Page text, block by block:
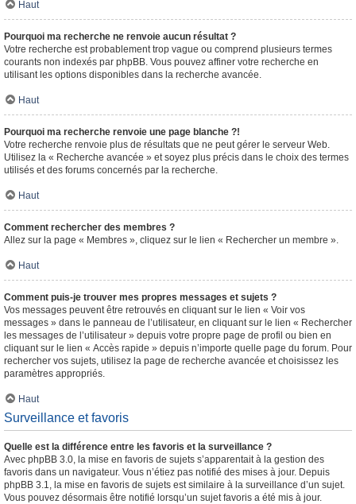
Haut
Pourquoi ma recherche ne renvoie aucun résultat ?
Votre recherche est probablement trop vague ou comprend plusieurs termes
courants non indexés par phpBB. Vous pouvez affiner votre recherche en
utilisant les options disponibles dans la recherche avancée.
Haut
Pourquoi ma recherche renvoie une page blanche ?!
Votre recherche renvoie plus de résultats que ne peut gérer le serveur Web.
Utilisez la « Recherche avancée » et soyez plus précis dans le choix des termes
utilisés et des forums concernés par la recherche.
Haut
Comment rechercher des membres ?
Allez sur la page « Membres », cliquez sur le lien « Rechercher un membre ».
Haut
Comment puis-je trouver mes propres messages et sujets ?
Vos messages peuvent être retrouvés en cliquant sur le lien « Voir vos
messages » dans le panneau de l’utilisateur, en cliquant sur le lien « Rechercher
les messages de l’utilisateur » depuis votre propre page de profil ou bien en
cliquant sur le lien « Accès rapide » depuis n’importe quelle page du forum. Pour
rechercher vos sujets, utilisez la page de recherche avancée et choisissez les
paramètres appropriés.
Haut
Surveillance et favoris
Quelle est la différence entre les favoris et la surveillance ?
Avec phpBB 3.0, la mise en favoris de sujets s’apparentait à la gestion des
favoris dans un navigateur. Vous n’étiez pas notifié des mises à jour. Depuis
phpBB 3.1, la mise en favoris de sujets est similaire à la surveillance d’un sujet.
Vous pouvez désormais être notifié lorsqu’un sujet favoris a été mis à jour.